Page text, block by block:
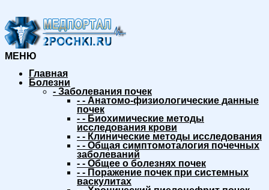
МЕНЮ
Главная
Болезни
- Заболевания почек
- - Анатомо-физиологические данные
почек
- - Биохимические методы
исследования крови
- - Клинические методы исследования
- - Общая симптомоталогия почечных
заболеваний
- - Общее о болезнях почек
- - Поражение почек при системных
васкулитах